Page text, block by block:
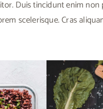
Duis tincidunt enim
scelerisque. Cras